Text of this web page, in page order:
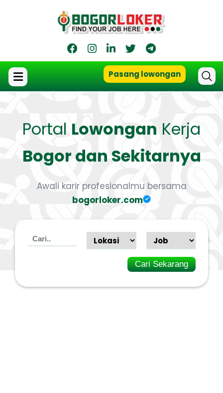
Pasang lowongan
Portal Lowongan Kerja
Bogor dan Sekitarnya
Awali karir profesionalmu bersama
bogorloker.com
Cari Sekarang